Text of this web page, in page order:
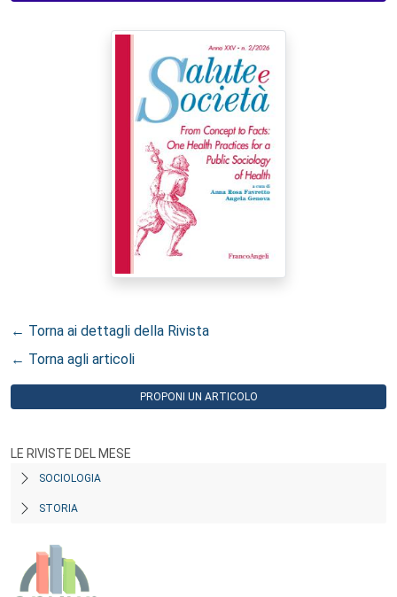
← Torna ai dettagli della Rivista
← Torna agli articoli
PROPONI UN ARTICOLO
LE RIVISTE DEL MESE
SOCIOLOGIA
STORIA